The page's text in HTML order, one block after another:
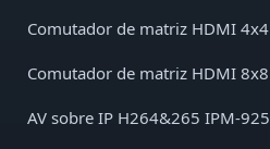
Comutador de matriz HDMI 4x4
Comutador de matriz HDMI 8x8
AV sobre IP H264&265 IPM-925